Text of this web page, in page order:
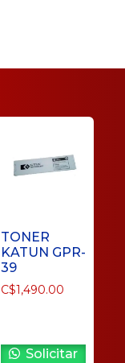
TONER
KATUN GPR-
39
C$1,490.00
Solicitar